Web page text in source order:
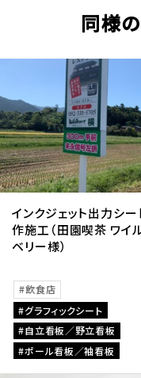
同様
インクジェット出力シー
作施工（田園喫茶 ワイ
ベリー様）
飲食店
グラフィックシート
自立看板／野立看板
ポール看板／袖看板